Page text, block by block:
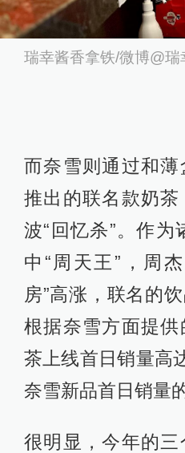
瑞幸酱香拿铁/微博@瑞
而奈雪则通过和
推出的联名款奶
波“回忆杀”。作
中“周天王”，周
房”高涨，联名的
根据奈雪方面提
茶上线首日销量高
奈雪新品首日销量
很明显，今年的